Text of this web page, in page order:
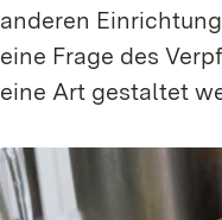
anderen
eine Frage des
eine Art gestaltet